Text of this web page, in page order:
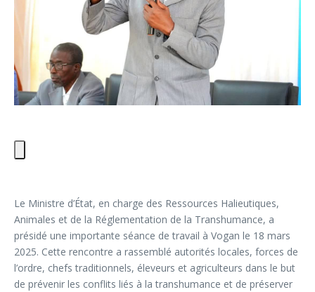
Le Ministre d’État, en charge des Ressources Halieutiques,
Animales et de la Réglementation de la Transhumance, a
présidé une importante séance de travail à Vogan le 18 mars
2025. Cette rencontre a rassemblé autorités locales, forces de
l’ordre, chefs traditionnels, éleveurs et agriculteurs dans le but
de prévenir les conflits liés à la transhumance et de préserver